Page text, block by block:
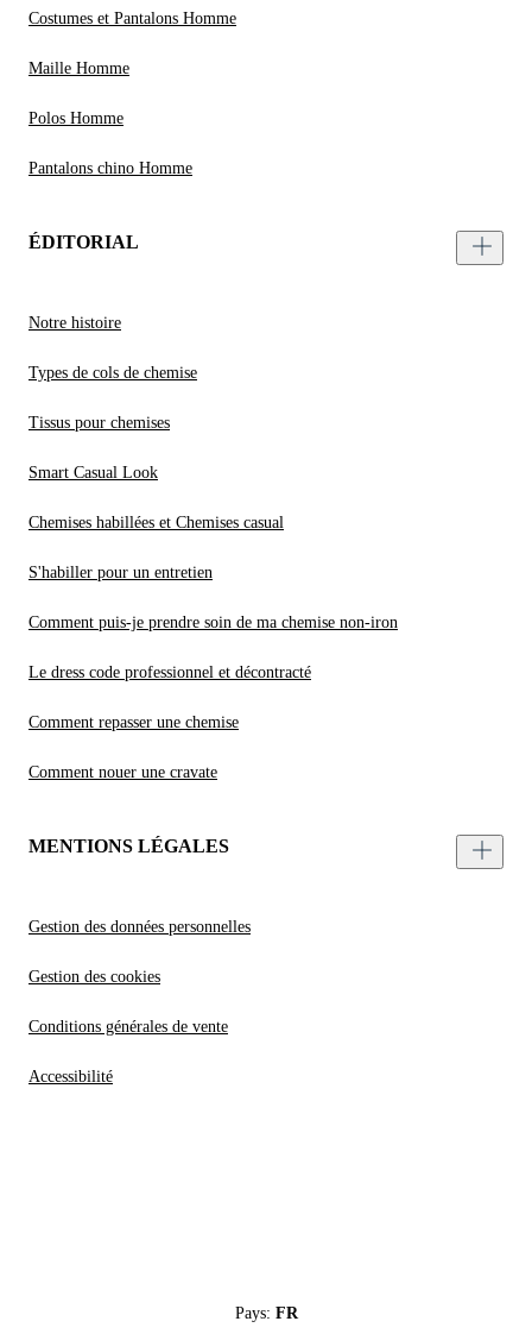
Costumes et Pantalons Homme
Maille Homme
Polos Homme
Pantalons chino Homme
ÉDITORIAL
Notre histoire
Types de cols de chemise
Tissus pour chemises
Smart Casual Look
Chemises habillées et Chemises casual
S'habiller pour un entretien
Comment puis-je prendre soin de ma chemise non-iron
Le dress code professionnel et décontracté
Comment repasser une chemise
Comment nouer une cravate
MENTIONS LÉGALES
Gestion des données personnelles
Gestion des cookies
Conditions générales de vente
Accessibilité
Pays: FR